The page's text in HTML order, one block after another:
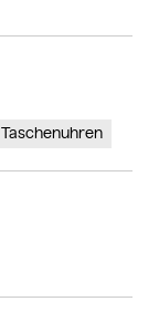
Taschenuhren